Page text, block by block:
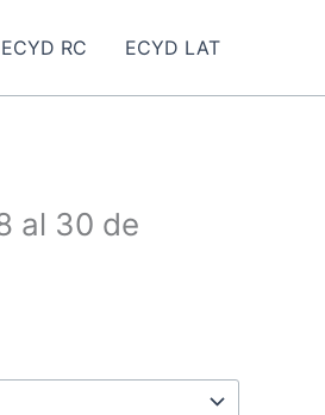
RC ECYD LAT
al 30 de